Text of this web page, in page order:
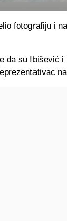
fotografiju i
da su Ibišević